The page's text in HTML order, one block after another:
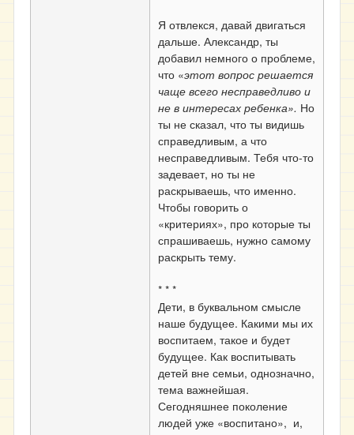
Я отвлекся, давай двигаться
дальше. Александр, ты
добавил немного о проблеме,
что «этот вопрос решается
чаще всего несправедливо и
не в интересах ребенка». Но
ты не сказал, что ты видишь
справедливым, а что
несправедливым. Тебя что-то
задевает, но ты не
раскрываешь, что именно.
Чтобы говорить о
«критериях», про которые ты
спрашиваешь, нужно самому
раскрыть тему.
* * *
Дети, в буквальном смысле
наше будущее. Какими мы их
воспитаем, такое и будет
будущее. Как воспитывать
детей вне семьи, однозначно,
тема важнейшая.
Сегодняшнее поколение
людей уже «воспитано», и,